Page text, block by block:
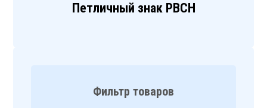
Петличный знак РВСН
Фильтр товаров